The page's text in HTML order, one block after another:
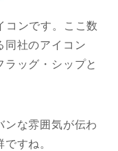
コンです。ここ数
同社のアイコン
ッグ・シップと
ンな雰囲気が伝わ
すね。